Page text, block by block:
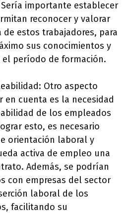
importante establecer
reconocer y valorar
de estos trabajadores, para
sus conocimientos y
período de formación.
Otro aspecto
cuenta es la necesidad
de los empleados
esto, es necesario
orientación laboral y
activa de empleo una
Además, se podrían
con empresas del sector
laboral de los
facilitando su